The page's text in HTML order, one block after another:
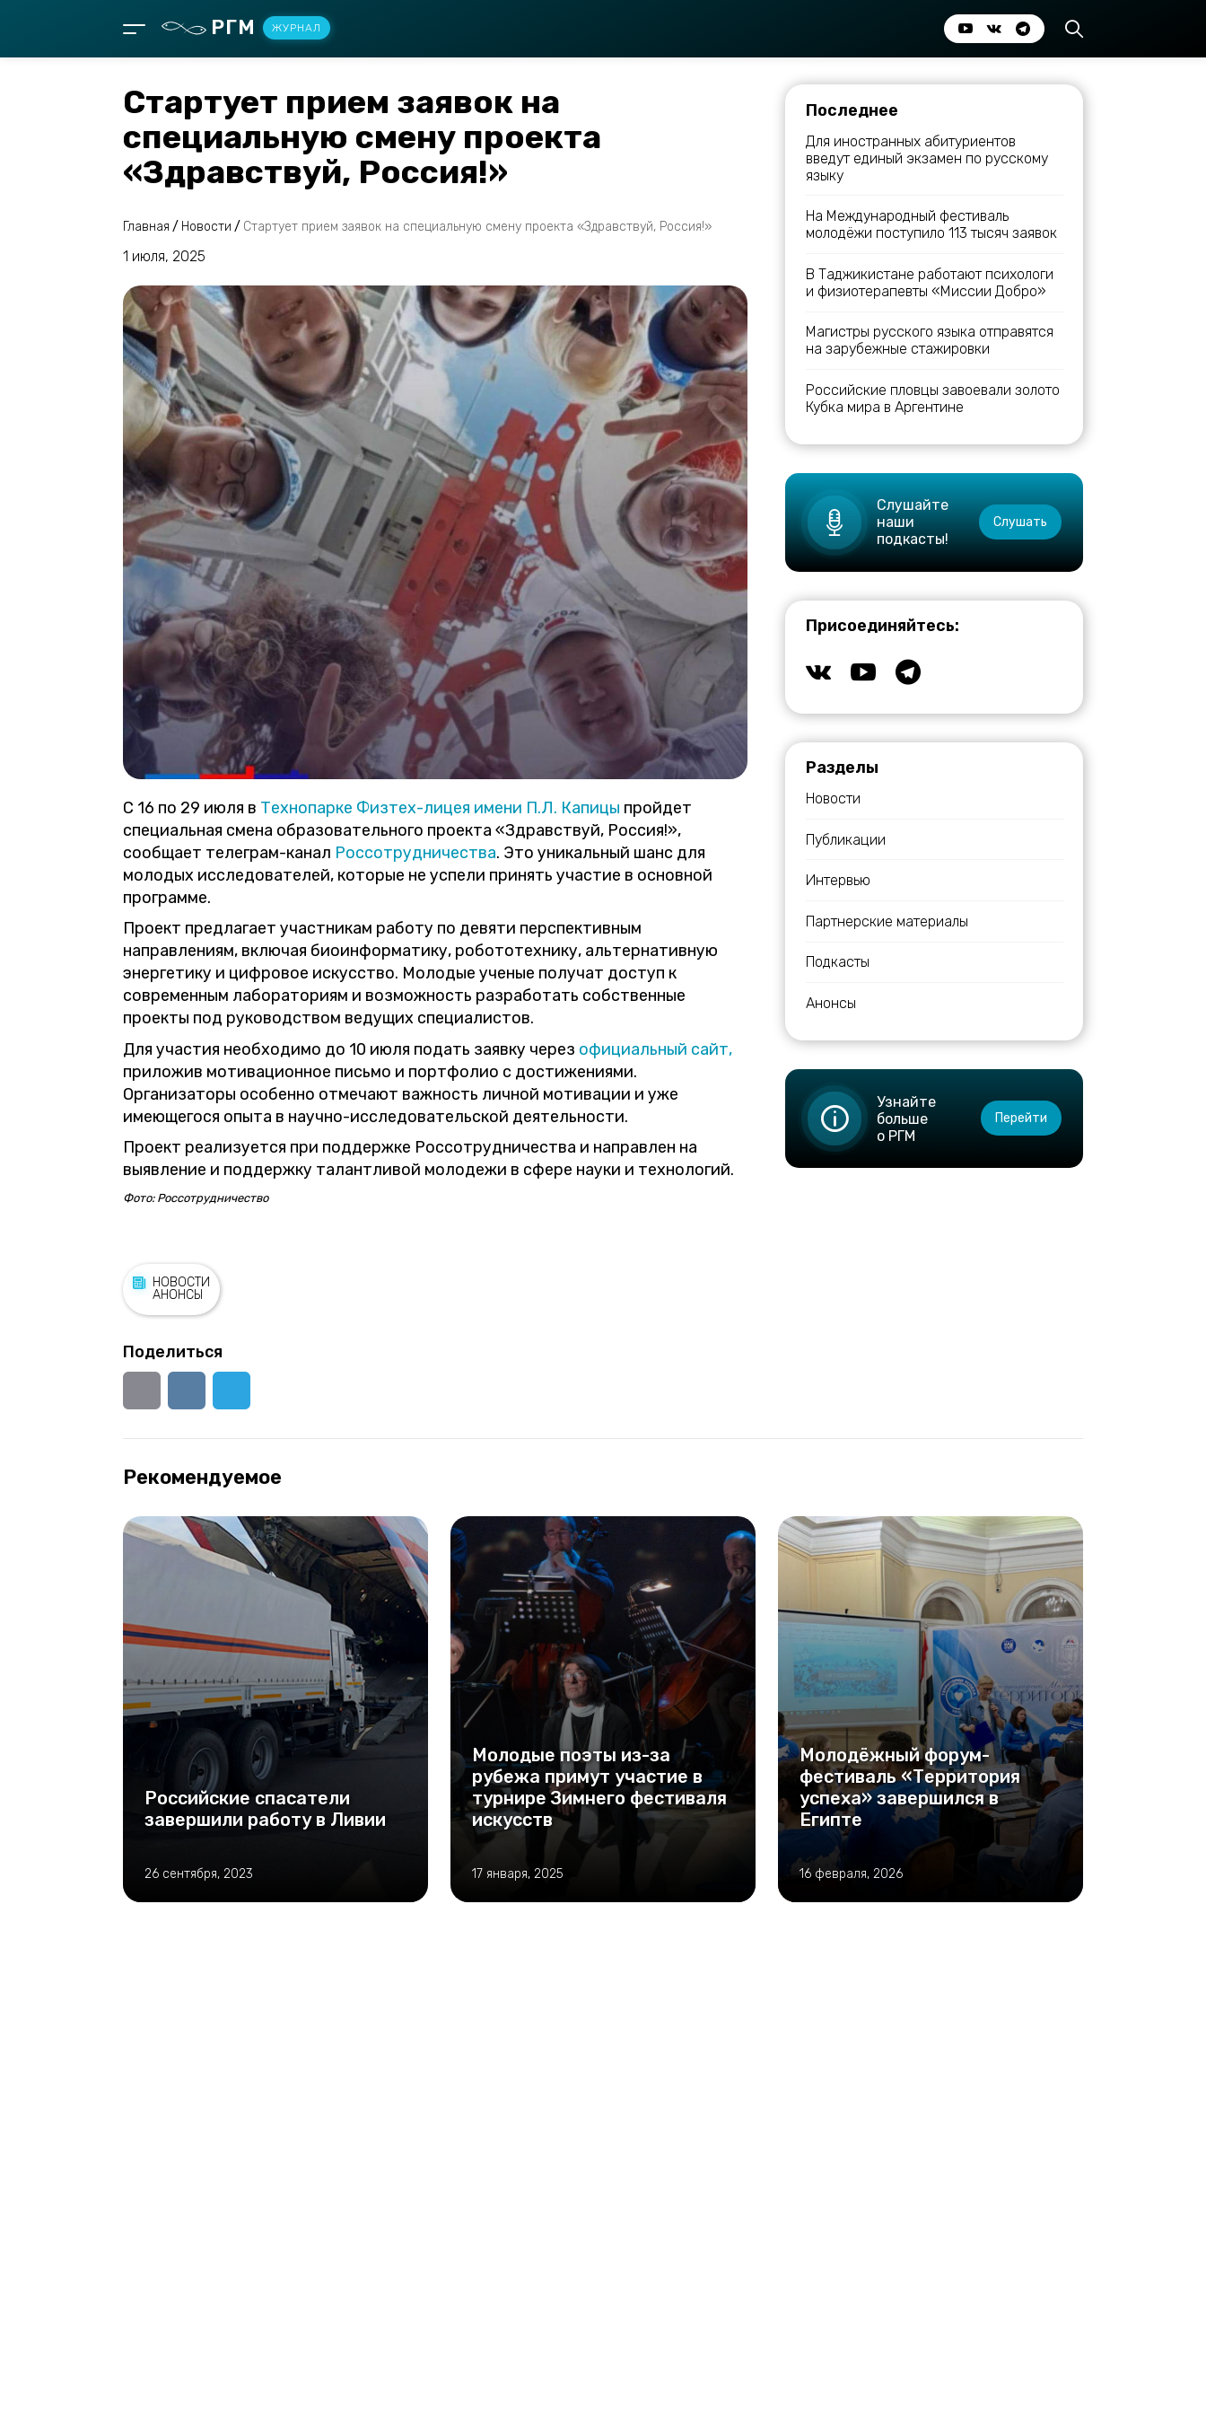
РГМ ЖУРНАЛ
Стартует прием заявок на
специальную смену проекта
«Здравствуй, Россия!»
Главная / Новости / Стартует прием заявок на специальную смену проекта «Здравствуй, Россия!»
1 июля, 2025
С 16 по 29 июля в Технопарке Физтех-лицея имени П.Л. Капицы пройдет
специальная смена образовательного проекта «Здравствуй, Россия!»,
сообщает телеграм-канал Россотрудничества. Это уникальный шанс для
молодых исследователей, которые не успели принять участие в основной
программе.
Проект предлагает участникам работу по девяти перспективным
направлениям, включая биоинформатику, робототехнику, альтернативную
энергетику и цифровое искусство. Молодые ученые получат доступ к
современным лабораториям и возможность разработать собственные
проекты под руководством ведущих специалистов.
Для участия необходимо до 10 июля подать заявку через официальный сайт,
приложив мотивационное письмо и портфолио с достижениями.
Организаторы особенно отмечают важность личной мотивации и уже
имеющегося опыта в научно-исследовательской деятельности.
Проект реализуется при поддержке Россотрудничества и направлен на
выявление и поддержку талантливой молодежи в сфере науки и технологий.
Фото: Россотрудничество
НОВОСТИ
АНОНСЫ
Поделиться
Последнее
Для иностранных абитуриентов
введут единый экзамен по русскому
языку
На Международный фестиваль
молодёжи поступило 113 тысяч заявок
В Таджикистане работают психологи
и физиотерапевты «Миссии Добро»
Магистры русского языка отправятся
на зарубежные стажировки
Российские пловцы завоевали золото
Кубка мира в Аргентине
Слушайте
наши
подкасты!
Слушать
Присоединяйтесь:
Разделы
Новости
Публикации
Интервью
Партнерские материалы
Подкасты
Анонсы
Узнайте
больше
о РГМ
Перейти
Рекомендуемое
Российские спасатели
завершили работу в Ливии
26 сентября, 2023
Молодые поэты из-за
рубежа примут участие в
турнире Зимнего фестиваля
искусств
17 января, 2025
Молодёжный форум-
фестиваль «Территория
успеха» завершился в
Египте
16 февраля, 2026